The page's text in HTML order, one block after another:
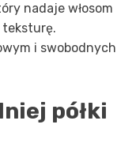
nadaje włosom
i swobodnych
półki